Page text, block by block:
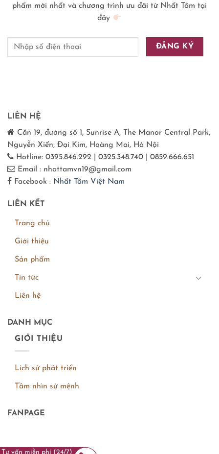
phẩm mới nhất và chương trình ưu đãi từ Nhất Tâm tại
đây
LIÊN HỆ
Căn 19, đường số 1, Sunrise A, The Manor Central Park,
Nguyễn Xiển, Đại Kim, Hoàng Mai, Hà Nội
Hotline: 0395.846.292 | 0325.348.740 | 0859.666.651
Email : nhattamvn19@gmail.com
Facebook : Nhất Tâm Việt Nam
LIÊN KẾT
Trang chủ
Giới thiệu
Sản phẩm
Tin tức
Liên hệ
DANH MỤC
GIỚI THIỆU
Lịch sử phát triển
Tầm nhìn sứ mệnh
FANPAGE
Tư vấn miễn phí (24/7)